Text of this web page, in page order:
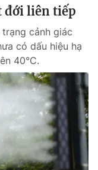
Quốc Thắng,
932
đới liên tiếp
cảnh giác
có dấu hiệu hạ
40°C.